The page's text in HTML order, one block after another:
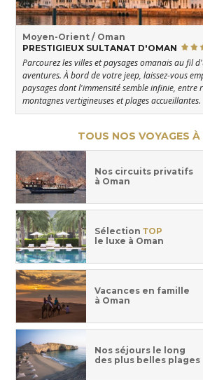
Moyen-Orient / Oman
PRESTIGIEUX SULTANAT D'OMAN
Parcourez les villes et paysages omanais au fil
aventures. À bord de votre jeep, laissez-vous
paysages dont l'immensité semble infinie, entre
montagnes vertigineuses et plages accueillantes.
TOUS NOS VOYAGES
Nos circuits privatifs
à Oman
Sélection TOP
le luxe à Oman
Vacances en famille
à Oman
Nos séjours le long
des plus belles plages